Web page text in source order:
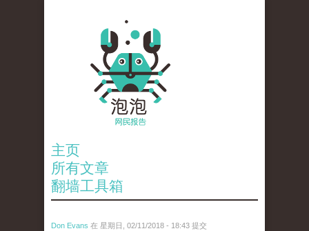
主页
所有文章
翻墙工具箱
Don Evans 在 星期日, 02/11/2018 - 18:43 提交